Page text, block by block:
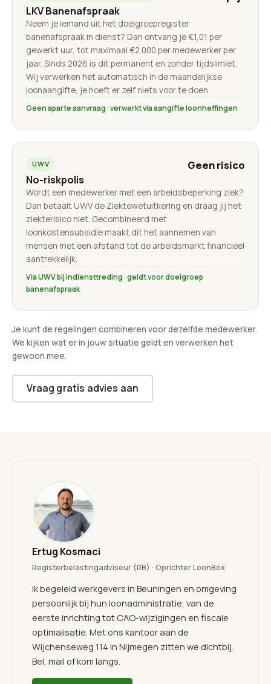
LKV Banenafspraak
Neem je iemand uit het doelgroepregister
banenafspraak in dienst? Dan ontvang je €1,01 per
gewerkt uur, tot maximaal €2.000 per medewerker per
jaar. Sinds 2026 is dit permanent en zonder tijdslimiet.
Wij verwerken het automatisch in de maandelijkse
loonaangifte, je hoeft er zelf niets voor te doen.
Geen aparte aanvraag · verwerkt via aangifte loonheffingen
UWV Geen risico
No-riskpolis
Wordt een medewerker met een arbeidsbeperking ziek?
Dan betaalt UWV de Ziektewetuitkering en draag jij het
ziekterisico niet. Gecombineerd met
loonkostensubsidie maakt dit het aannemen van
mensen met een afstand tot de arbeidsmarkt financieel
aantrekkelijk.
Via UWV bij indiensttreding · geldt voor doelgroep
banenafspraak
Je kunt de regelingen combineren voor dezelfde medewerker.
We kijken wat er in jouw situatie geldt en verwerken het
gewoon mee.
Vraag gratis advies aan
Ertug Kosmaci
Registerbelastingadviseur (RB) · Oprichter LoonBox
Ik begeleid werkgevers in Beuningen en omgeving
persoonlijk bij hun loonadministratie, van de
eerste inrichting tot CAO-wijzigingen en fiscale
optimalisatie. Met ons kantoor aan de
Wijchenseweg 114 in Nijmegen zitten we dichtbij.
Bel, mail of kom langs.